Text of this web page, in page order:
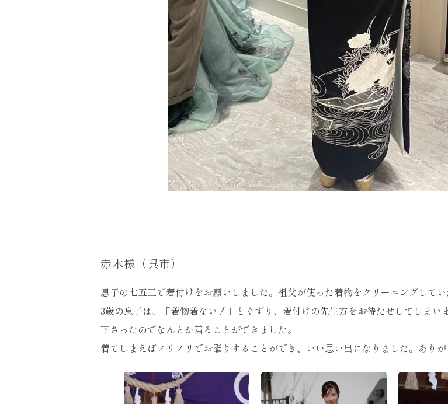
赤木様（呉市）
息子の七五三で着付けをお願いしました。祖父が使った着物をクリーニングして
3歳の息子は、「着物着ない！」とぐずり、着付けの先生方をお待たせしてしま
下さったのでなんとか着ることができました。
着てしまえばノリノリでお詣りすることができ、いい思い出になりました。あり